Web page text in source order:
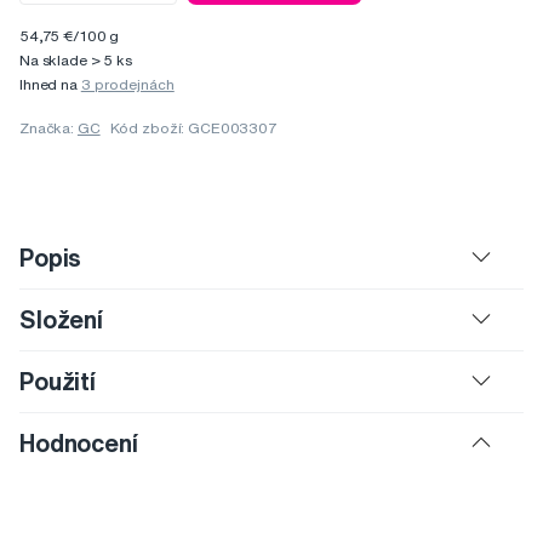
54,75 €/100 g
Na sklade > 5 ks
Ihned na 3 prodejnách
Značka: GC Kód zboží: GCE003307
Popis
Složení
Použití
Hodnocení